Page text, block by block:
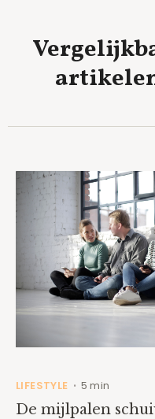
LIFESTYLE • 5 min
De mijlpalen